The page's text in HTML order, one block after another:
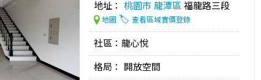
地址： 桃園市 龍潭區 福龍路三段
地圖 🏷️ 查看區域實價登錄
社區：龍心悅
格局： 開放空間